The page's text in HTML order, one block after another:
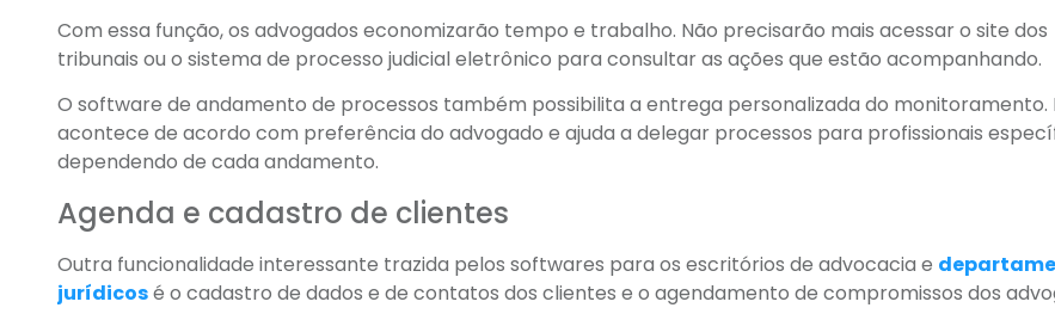
Com essa função, os advogados economizarão tempo e trabalho. Não precisarão mais acessar o site dos
tribunais ou o sistema de processo judicial eletrônico para consultar as ações que estão acompanhando.
O software de andamento de processos também possibilita a entrega personalizada do monitoramento.
acontece de acordo com preferência do advogado e ajuda a delegar processos para profissionais
dependendo de cada andamento.
Agenda e cadastro de clientes
Outra funcionalidade interessante trazida pelos softwares para os escritórios de advocacia e
jurídicosé o cadastro de dados e de contatos dos clientes e o agendamento de compromissos dos